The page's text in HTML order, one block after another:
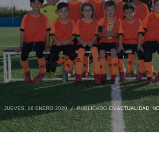
JUEVES, 16 ENERO 2020 / PUBLICADO ENACTUALIDAD,